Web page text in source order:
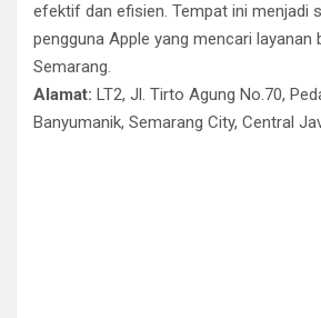
efektif dan efisien. Tempat ini menjadi
pengguna Apple yang mencari layanan
Semarang.
Alamat: LT2, Jl. Tirto Agung No.70,
Banyumanik, Semarang City, Central